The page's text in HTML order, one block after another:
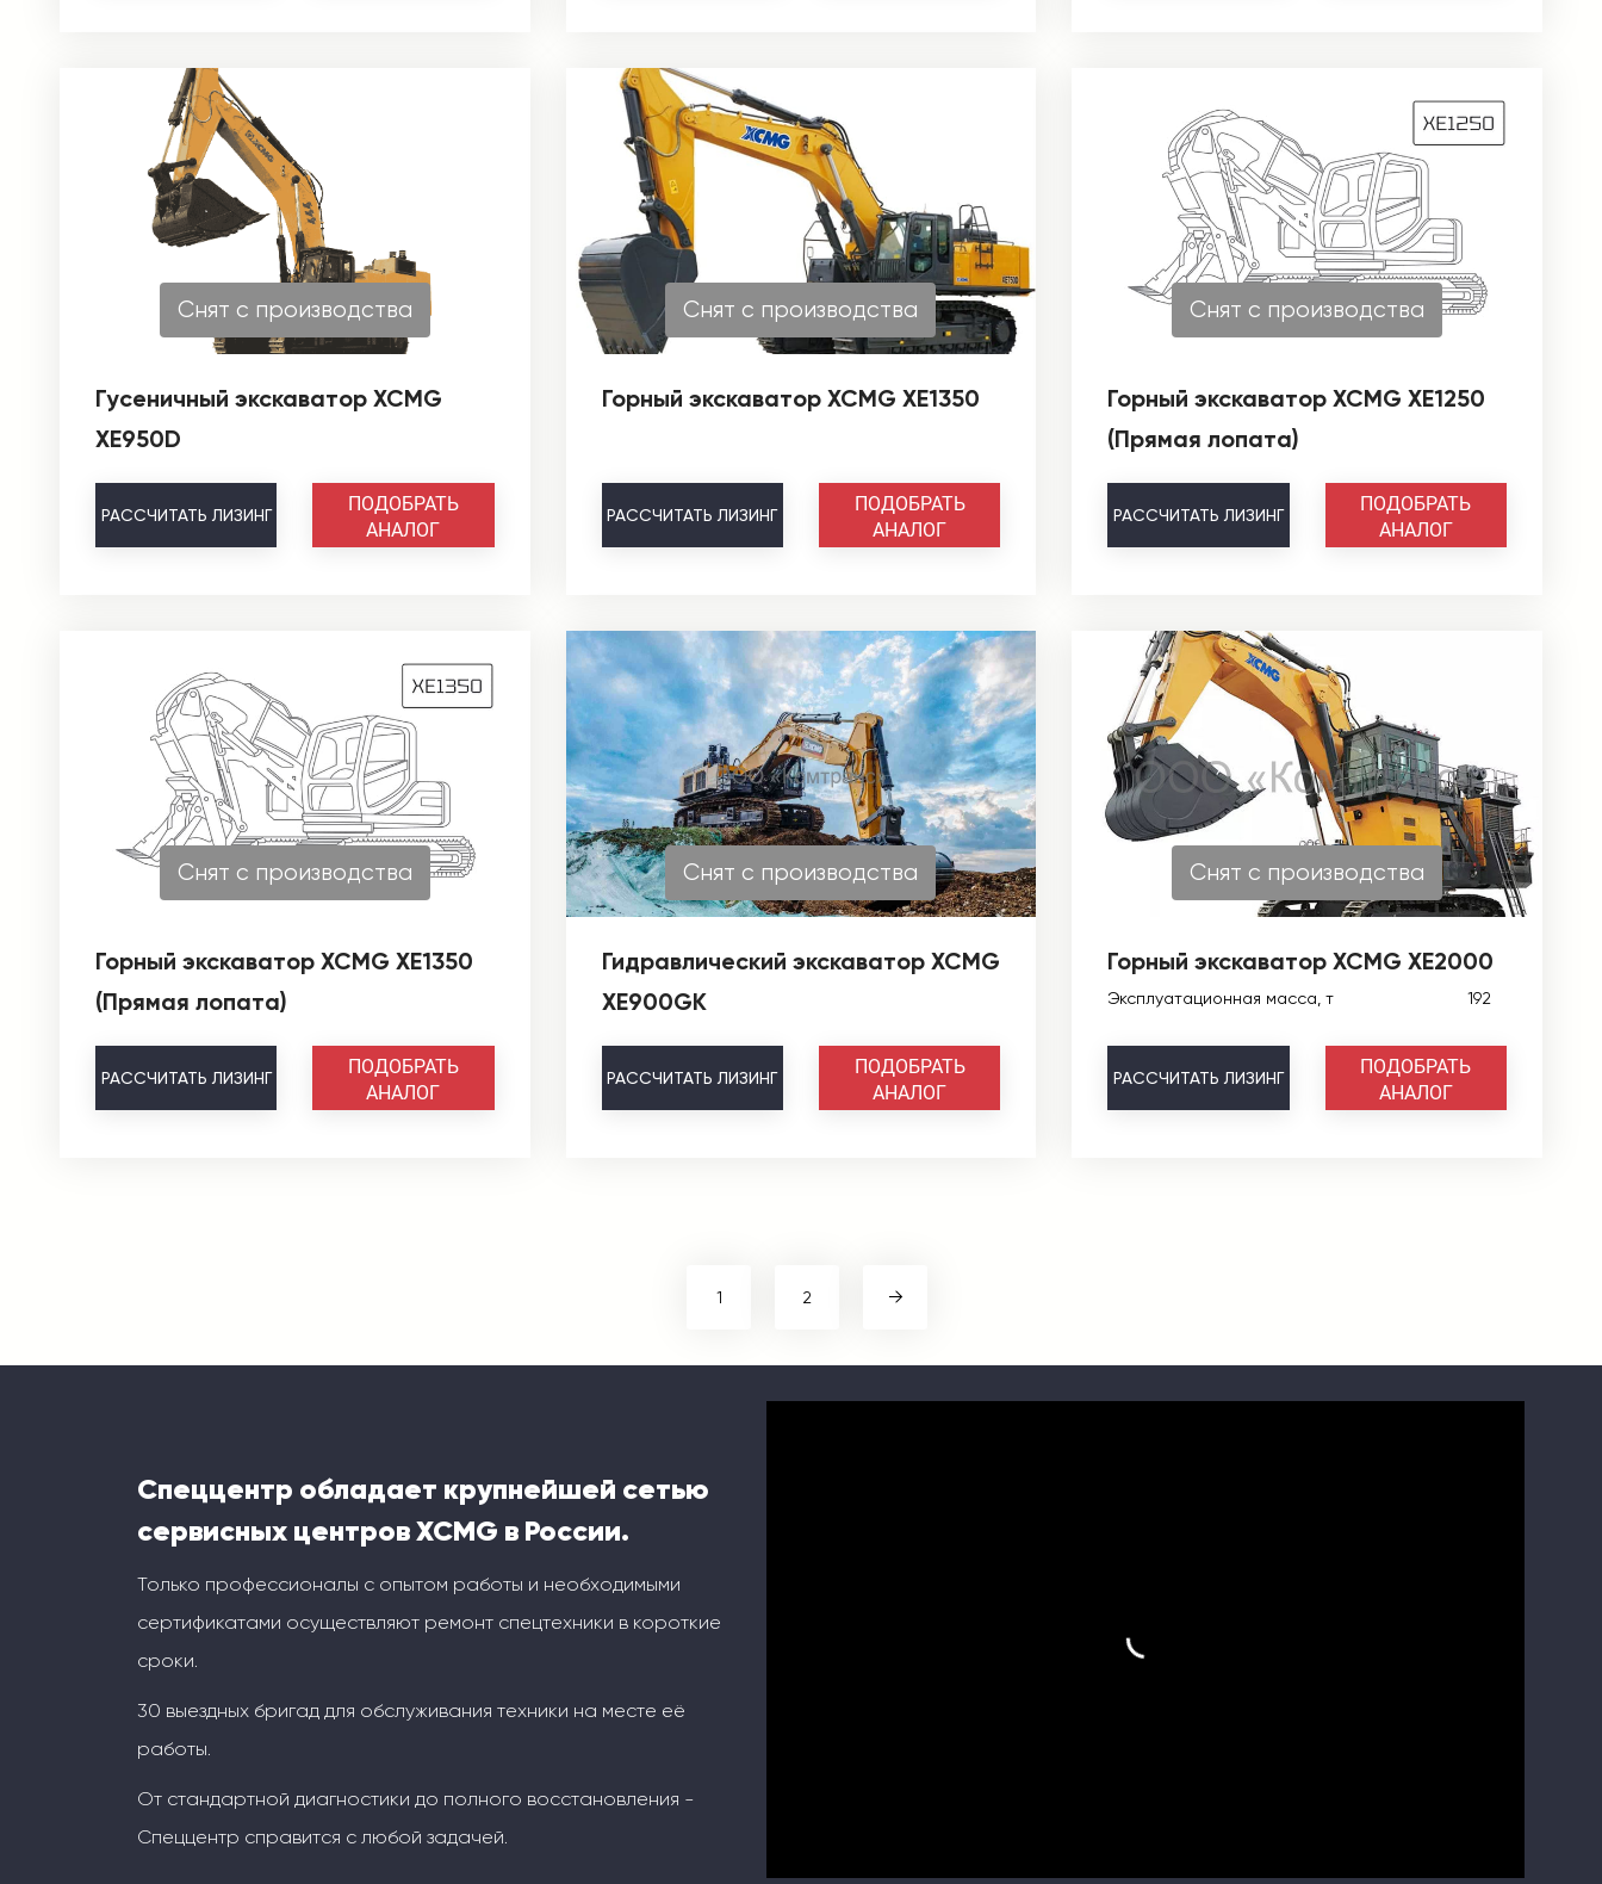
Снят с производства
Гусеничный экскаватор XCMG
XE950D
РАССЧИТАТЬ ЛИЗИНГ
ПОДОБРАТЬ
АНАЛОГ
Снят с производства
Горный экскаватор XCMG XE1350
РАССЧИТАТЬ ЛИЗИНГ
ПОДОБРАТЬ
АНАЛОГ
Снят с производства
Горный экскаватор XCMG XE1250
(Прямая лопата)
РАССЧИТАТЬ ЛИЗИНГ
ПОДОБРАТЬ
АНАЛОГ
Снят с производства
Горный экскаватор XCMG XE1350
(Прямая лопата)
РАССЧИТАТЬ ЛИЗИНГ
ПОДОБРАТЬ
АНАЛОГ
Снят с производства
Гидравлический экскаватор XCMG
XE900GK
РАССЧИТАТЬ ЛИЗИНГ
ПОДОБРАТЬ
АНАЛОГ
Снят с производства
Горный экскаватор XCMG XE2000
Эксплуатационная масса, т 192
РАССЧИТАТЬ ЛИЗИНГ
ПОДОБРАТЬ
АНАЛОГ
1 2
Спеццентр обладает крупнейшей сетью
сервисных центров XCMG в России.
Только профессионалы с опытом работы и необходимыми
сертификатами осуществляют ремонт спецтехники в короткие
сроки.
30 выездных бригад для обслуживания техники на месте её
работы.
От стандартной диагностики до полного восстановления -
Спеццентр справится с любой задачей.